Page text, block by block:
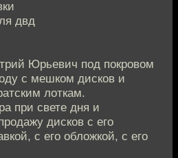
двд
Юрьевич под покровом
с мешком дисков и
лоткам.
при свете дня и
дисков с его
с его обложкой, с его